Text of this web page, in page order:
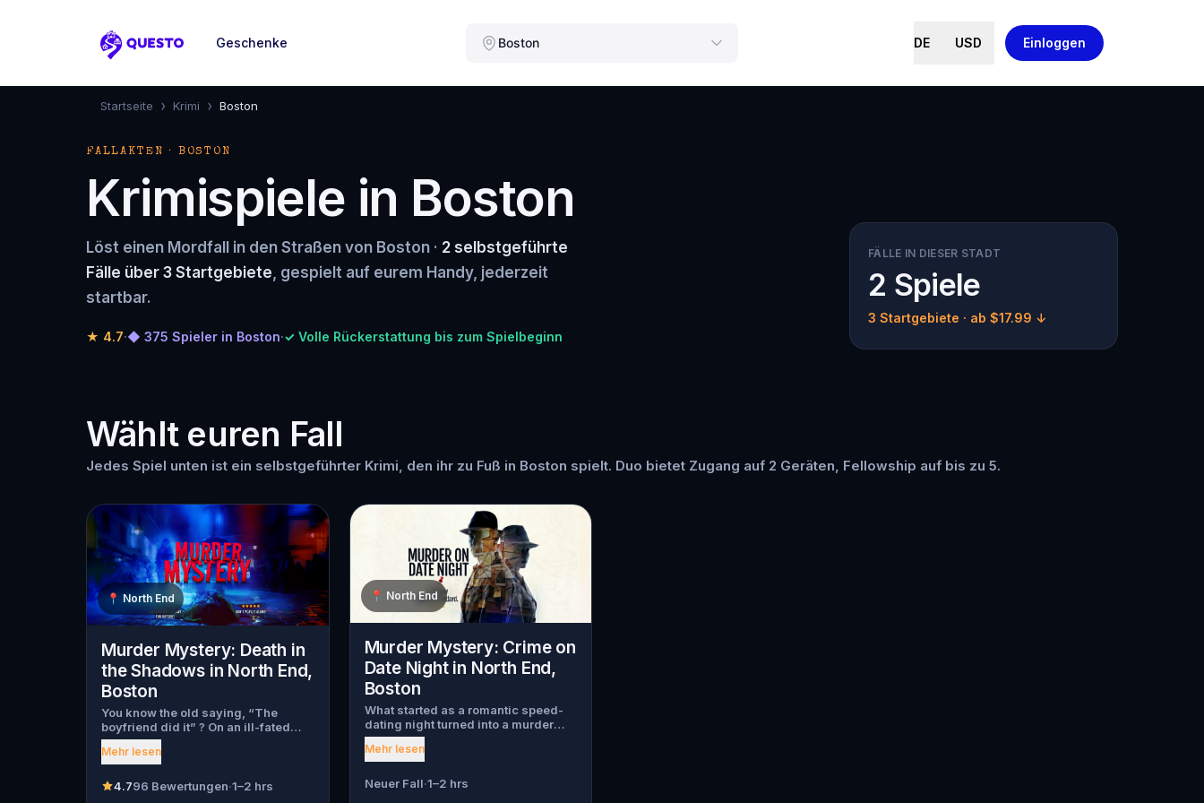
Questo
Boston
Geschenke DE USD Einloggen
Startseite › Krimi › Boston
FALLAKTEN · BOSTON
Krimispiele in Boston
Löst einen Mordfall in den Straßen von Boston · 2 selbstgeführte
Fälle über 3 Startgebiete, gespielt auf eurem Handy, jederzeit
startbar.
★ 4.7·◆ 375 Spieler in Boston·✓ Volle Rückerstattung bis zum Spielbeginn
FÄLLE IN DIESER STADT
2 Spiele
3 Startgebiete · ab $17.99 ↓
Wählt euren Fall
Jedes Spiel unten ist ein selbstgeführter Krimi, den ihr zu Fuß in Boston spielt. Duo bietet Zugang auf 2 Geräten, Fellowship auf bis zu 5.
📍 North End
Murder Mystery: Death in
the Shadows in North End,
Boston
You know the old saying, “The
boyfriend did it” ? On an ill-fated
night, love goes terribly wrong for
Bella Wanderlust and Walter Bridges
found dead during a ghost tour led
Mehr lesen
4.796 Bewertungen·1–2 hrs
📍 North End
Murder Mystery: Crime on
Date Night in North End,
Boston
What started as a romantic speed-
dating night turned into a murder
mystery. Just as introductions
begin, a chilling scream tears
has been murdered , and the killer
Mehr lesen
Neuer Fall·1–2 hrs